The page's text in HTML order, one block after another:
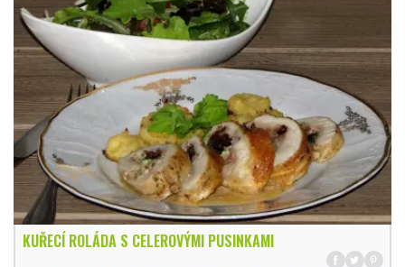
KUŘECÍ ROLÁDA S CELEROVÝMI PUSINKAMI